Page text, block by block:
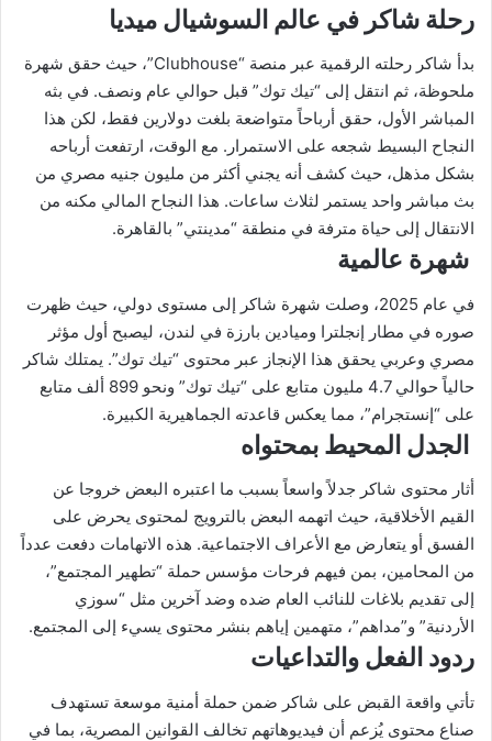
رحلة شاكر في عالم السوشيال ميديا
بدأ شاكر رحلته الرقمية عبر منصة “Clubhouse”، حيث حقق شهرة
ملحوظة، ثم انتقل إلى “تيك توك” قبل حوالي عام ونصف. في بثه
المباشر الأول، حقق أرباحاً متواضعة بلغت دولارين فقط، لكن هذا
النجاح البسيط شجعه على الاستمرار. مع الوقت، ارتفعت أرباحه
بشكل مذهل، حيث كشف أنه يجني أكثر من مليون جنيه مصري من
بث مباشر واحد يستمر لثلاث ساعات. هذا النجاح المالي مكنه من
الانتقال إلى حياة مترفة في منطقة “مدينتي” بالقاهرة.
شهرة عالمية
في عام 2025، وصلت شهرة شاكر إلى مستوى دولي، حيث ظهرت
صوره في مطار إنجلترا وميادين بارزة في لندن، ليصبح أول مؤثر
مصري وعربي يحقق هذا الإنجاز عبر محتوى “تيك توك”. يمتلك شاكر
حالياً حوالي 4.7 مليون متابع على “تيك توك” ونحو 899 ألف متابع
على “إنستجرام”، مما يعكس قاعدته الجماهيرية الكبيرة.
الجدل المحيط بمحتواه
أثار محتوى شاكر جدلاً واسعاً بسبب ما اعتبره البعض خروجا عن
القيم الأخلاقية، حيث اتهمه البعض بالترويج لمحتوى يحرض على
الفسق أو يتعارض مع الأعراف الاجتماعية. هذه الاتهامات دفعت عدداً
من المحامين، بمن فيهم فرحات مؤسس حملة “تطهير المجتمع”،
إلى تقديم بلاغات للنائب العام ضده وضد آخرين مثل “سوزي
الأردنية” و”مداهم”، متهمين إياهم بنشر محتوى يسيء إلى المجتمع.
ردود الفعل والتداعيات
تأتي واقعة القبض على شاكر ضمن حملة أمنية موسعة تستهدف
صناع محتوى يُزعم أن فيديوهاتهم تخالف القوانين المصرية، بما في